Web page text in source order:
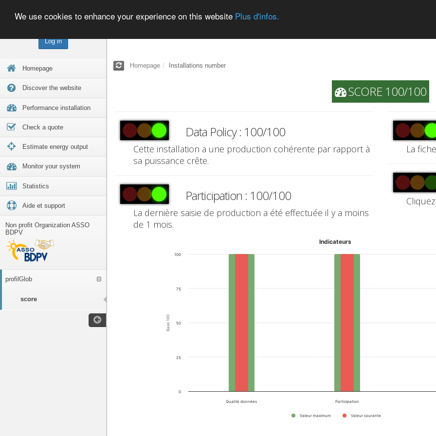
Log in
Homepage
Discover the website
Performance installation
Check a quote
Estimate energy output
Monitor your system
Statistics
Aide et support
Non profit Organization ASSO
BDPV
profilGlob
score
We use cookies to enhance your experience on this website Plus d'infos.
Homepage Installations number
SCORE 100/100
Data Policy : 100/100
Cette installation a une production cohérente par rapport à
sa puissance crête.
Participation : 100/100
La dernière saisie de production a été effectuée il y a moins
de 1 mois.
La
Base 100
Indicateurs
Valeur maximum Valeur courante
Qualité données Participation
0
25
50
75
100